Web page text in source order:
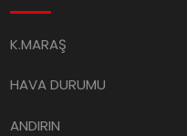
K.MARAŞ
HAVA DURUMU
ANDIRIN